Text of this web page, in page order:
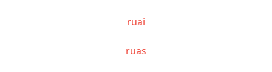
ruai
ruas